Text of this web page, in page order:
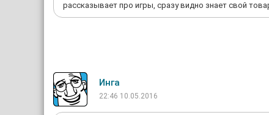
рассказывает про игры, сразу видно знает свой
Инга
22:46 10.05.2016